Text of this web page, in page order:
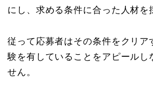
にし、求める条件に合った人材を
従って応募者はその条件をクリア
験を有していることをアピールし
せん。